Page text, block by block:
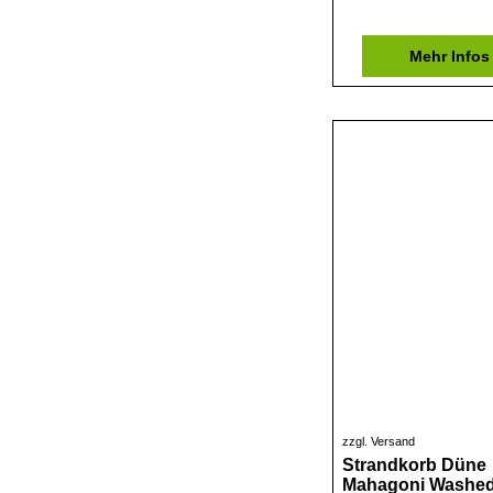
Mehr Infos
zzgl. Versand
Strandkorb Düne
Mahagoni